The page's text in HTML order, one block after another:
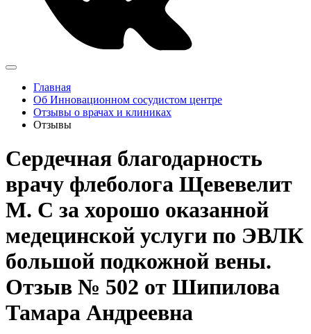
Главная
Об Инновационном сосудистом центре
Отзывы о врачах и клиниках
Отзывы
Сердечная благодарность
врачу флеболога Щевевелит
М. С за хорошо оказанной
медецинской услуги по ЭВЛК
большой подкожной вены.
Отзыв № 502 от Шипилова
Тамара Андреевна